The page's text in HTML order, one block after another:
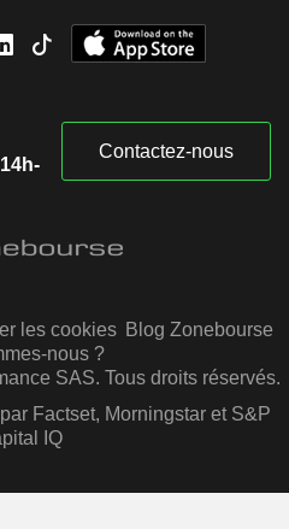
Contactez-nous
les cookies Blog Zonebourse
nous ?
SAS. Tous droits réservés.
Factset, Morningstar et S&P
IQ